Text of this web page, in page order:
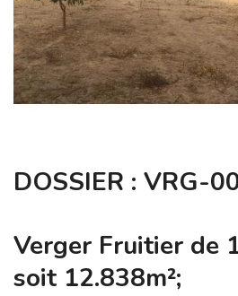
DOSSIER : VRG-
Verger Fruitier de
soit 12.838m²;